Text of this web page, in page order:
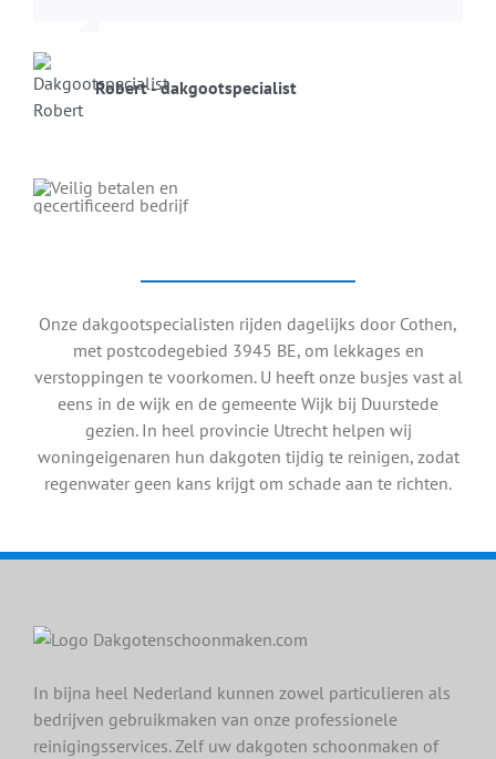
Robert - dakgootspecialist
Onze dakgootspecialisten rijden dagelijks door Cothen,
met postcodegebied 3945 BE, om lekkages en
verstoppingen te voorkomen. U heeft onze busjes vast al
eens in de wijk en de gemeente Wijk bij Duurstede
gezien. In heel provincie Utrecht helpen wij
woningeigenaren hun dakgoten tijdig te reinigen, zodat
regenwater geen kans krijgt om schade aan te richten.
In bijna heel Nederland kunnen zowel particulieren als
bedrijven gebruikmaken van onze professionele
reinigingsservices. Zelf uw dakgoten schoonmaken of